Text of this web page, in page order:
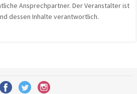
Ansprechpartner. Der Veranstalter ist
dessen Inhalte verantwortlich.